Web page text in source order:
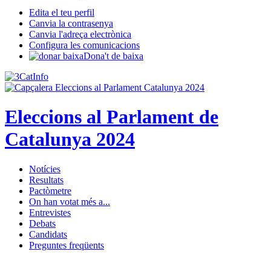
Edita el teu perfil
Canvia la contrasenya
Canvia l'adreça electrònica
Configura les comunicacions
Dona't de baixa
Eleccions al Parlament de
Catalunya 2024
Notícies
Resultats
Pactòmetre
On han votat més a...
Entrevistes
Debats
Candidats
Preguntes freqüents